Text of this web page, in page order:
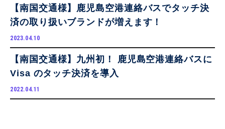
【南国交通様】鹿児島空港連絡バスでタッチ決
済の取り扱いブランドが増えます！
2023.04.10
【南国交通様】九州初！ 鹿児島空港連絡バスに
Visa のタッチ決済を導入
2022.04.11